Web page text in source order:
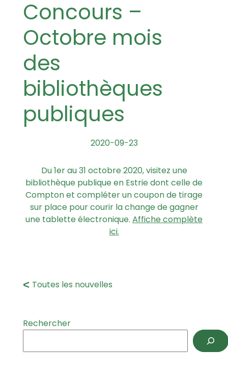
Concours –
Octobre mois
des
bibliothèques
publiques
2020-09-23
Du 1er au 31 octobre 2020, visitez une
bibliothèque publique en Estrie dont celle de
Compton et compléter un coupon de tirage
sur place pour courir la change de gagner
une tablette électronique. Affiche complète
ici.
Toutes les nouvelles
Rechercher